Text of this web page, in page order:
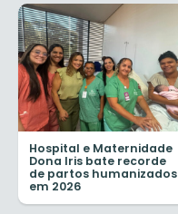
Hospital e Maternidade
Dona Iris bate recorde
de partos humanizados
em 2026